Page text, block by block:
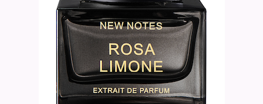
Neuigkeiten